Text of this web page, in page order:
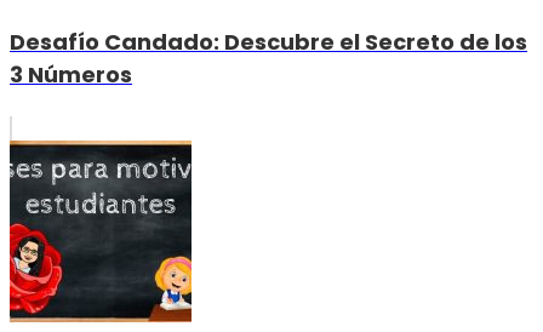
Desafío Candado: Descubre el Secreto de los
3 Números